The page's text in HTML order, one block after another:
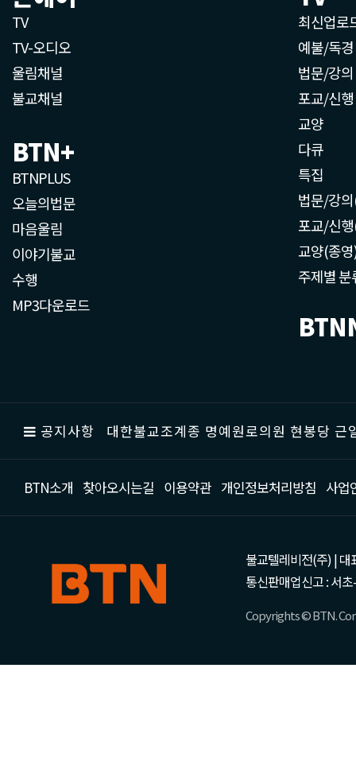
TV
TV-오디오
울림채널
불교채널
BTN+
BTNPLUS
오늘의법문
마음울림
이야기불교
수행
MP3다운로드
최신업로
예불/독경
법문/강의
포교/신행
교양
다큐
특집
법문/강
포교/신
교양(종
주제별 분
공지사항 대한불교조계종 명예원로의원 현봉당
BTN소개 찾아오시는길 이용약관 개인정보처리방침 사업
불교텔레비전(주) | 대
통신판매업신고 : 서
Copyrights © BTN.